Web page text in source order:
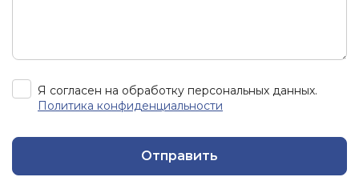
Я согласен на обработку персональных данных.
Политика конфиденциальности
Отправить